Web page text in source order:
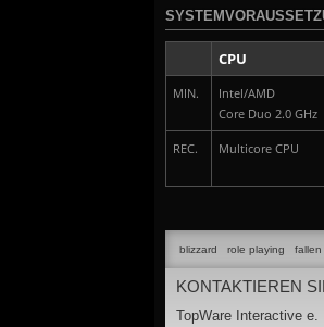
CPU
MIN.
Intel/AMD
Core Duo 2.0 GHz
REC. Multicore CPU
blizzard role playing
KONTAKTIEREN
TopWare Interactive e.